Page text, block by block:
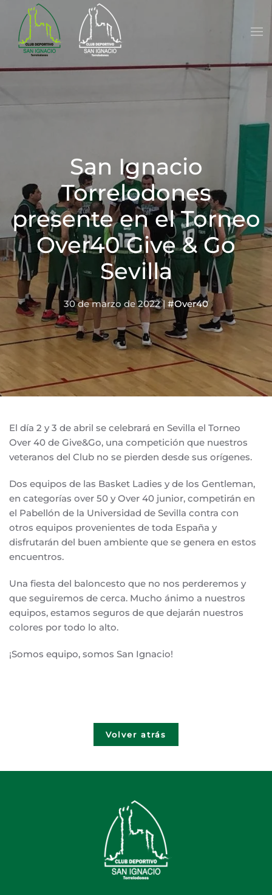
Skip to main content
San Ignacio
Torrelodones
presente en el Torneo
Over40 Give & Go
Sevilla
30 de marzo de 2022| #Over40
El día 2 y 3 de abril se celebrará en Sevilla el Torneo
Over 40 de Give&Go, una competición que nuestros
veteranos del Club no se pierden desde sus orígenes.
Dos equipos de las Basket Ladies y de los Gentleman,
en categorías over 50 y Over 40 junior, competirán en
el Pabellón de la Universidad de Sevilla contra con
otros equipos provenientes de toda España y
disfrutarán del buen ambiente que se genera en estos
encuentros.
Una fiesta del baloncesto que no nos perderemos y
que seguiremos de cerca. Mucho ánimo a nuestros
equipos, estamos seguros de que dejarán nuestros
colores por todo lo alto.
¡Somos equipo, somos San Ignacio!
Volver atrás